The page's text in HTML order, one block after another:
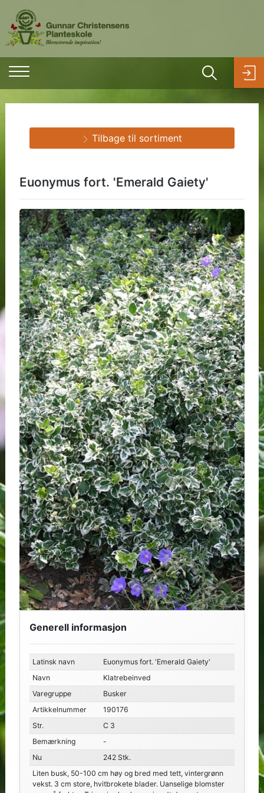
Euonymus fort. 'Emerald Gaiety'
Generell informasjon
Latinsk navn
Euonymus fort. 'Emerald Gaiety'
Navn
Klatrebeinved
Varegruppe
Busker
Artikkelnummer
190176
Str.
C 3
Bemærkning
-
Nu
242 Stk.
Liten busk, 50-100 cm høy og bred med tett, vintergrønn
vekst. 3 cm store, hvitbrokete blader. Uanselige blomster
Tilbage til sortiment